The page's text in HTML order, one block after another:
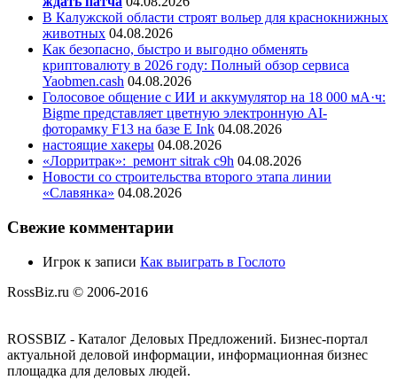
В Калужской области строят вольер для краснокнижных
животных 04.08.2026
Как безопасно, быстро и выгодно обменять
криптовалюту в 2026 году: Полный обзор сервиса
Yaobmen.cash 04.08.2026
Голосовое общение с ИИ и аккумулятор на 18 000 мА·ч:
Bigme представляет цветную электронную AI-
фоторамку F13 на базе E Ink 04.08.2026
настоящие хакеры 04.08.2026
«Лорритрак»: ремонт sitrak c9h 04.08.2026
Новости со строительства второго этапа линии
«Славянка» 04.08.2026
Свежие комментарии
Игрок к записи Как выиграть в Гослото
RossBiz.ru © 2006-2016
ROSSBIZ - Каталог Деловых Предложений. Бизнес-портал
актуальной деловой информации, информационная бизнес
площадка для деловых людей.